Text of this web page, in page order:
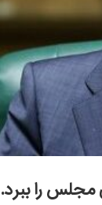
را ببرد.